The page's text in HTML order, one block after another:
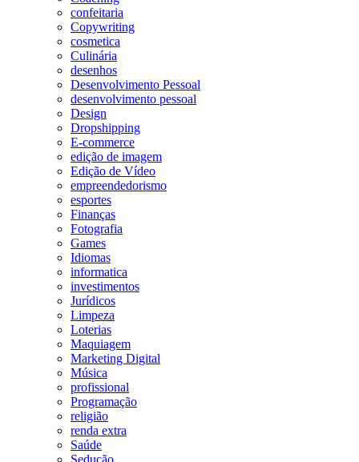
confeitaria
Copywriting
cosmetica
Culinária
desenhos
Desenvolvimento Pessoal
desenvolvimento pessoal
Design
Dropshipping
E-commerce
edição de imagem
Edição de Vídeo
empreendedorismo
esportes
Finanças
Fotografia
Games
Idiomas
informatica
investimentos
Jurídicos
Limpeza
Loterias
Maquiagem
Marketing Digital
Música
profissional
Programação
religião
renda extra
Saúde